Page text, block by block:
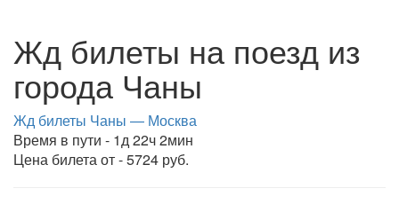
Жд билеты на поезд из
города Чаны
Жд билеты Чаны — Москва
Время в пути - 1д 22ч 2мин
Цена билета от - 5724 руб.